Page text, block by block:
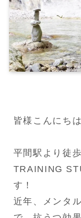
皆様こんにちは
平間駅より徒
TRAINING
す！
近年、メンタ